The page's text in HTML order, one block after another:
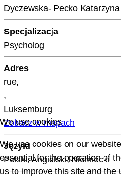
Dyczewska- Pecko Katarzyna
Specjalizacja
Psycholog
Adres
rue,
,
Luksemburg
Zobacz w mapach
Języki
Polski, Angielski, Niemiecki
We use cookies
We use cookies on our
essential for the operation of
us to improve this site and the